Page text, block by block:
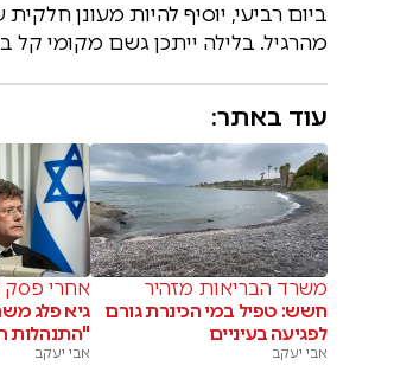
ביום רביעי, יוסיף להיות מעונן
מהרגיל. בלילה ייתכן גשם מקומי קל
עוד באתר:
משרד הבריאות מזהיר
חשש: טפיל במי הכינרת גורם
לפגיעה בעיניים
אבי יעקב
אחרי פסק
גיא פלג
"התנהלות
אבי יעקב